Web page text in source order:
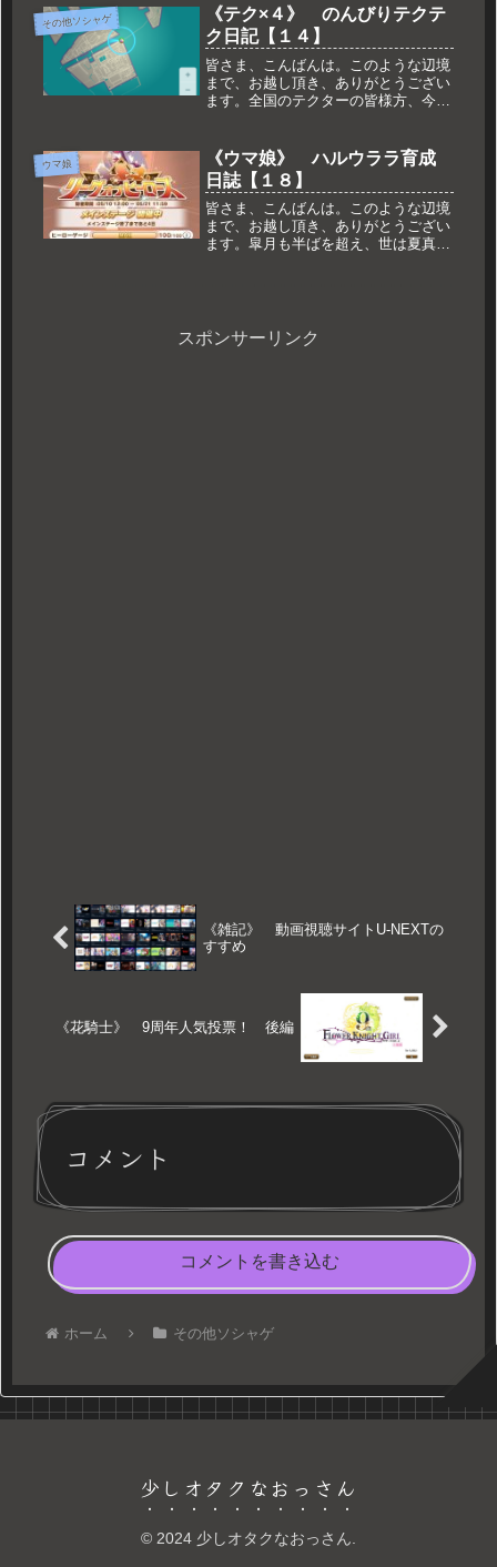
終了日も間近に迫ってきてしまいまし
たが、私の方は、いつもと変わらずの
んび...
その他ソシャゲ
《テク×４》 のんびりテクテ
ク日記【１４】
皆さま、こんばんは。このような辺境
まで、お越し頂き、ありがとうござい
ます。全国のテクターの皆様方、今日
きました（唐突いやぁ、行くつもりな
かったんですよ、寒いし。けど、気が
つい...
ウマ娘
《ウマ娘》 ハルウララ育成
日誌【１８】
皆さま、こんばんは。このような辺境
まで、お越し頂き、ありがとうござい
ます。皐月も半ばを超え、世は夏真っ
引）、...
スポンサーリンク
《雑記》 動画視聴サイトU-NEXTの
すすめ
《花騎士》 9周年人気投票！ 後編
コメント
コメントを書き込む
ホーム その他ソシャゲ
少しオタクなおっさん
© 2024 少しオタクなおっさん.